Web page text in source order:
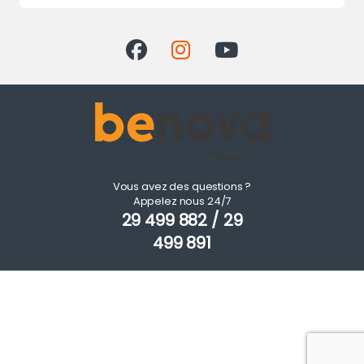
Vous avez des questions ?
Appelez nous 24/7
29 499 882 / 29
499 891